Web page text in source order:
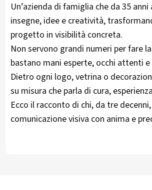
Un’azienda di famiglia che da 35 anni
insegne, idee e creatività,
progetto in visibilità concreta.
Non servono grandi numeri per fare
bastano mani esperte, occhi attenti
Dietro ogni logo, vetrina o
su misura che parla di cura,
Ecco il racconto di chi, da tre
comunicazione visiva con anima e